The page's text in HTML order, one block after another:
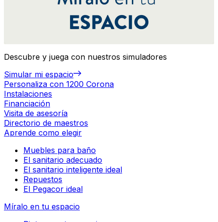
Descubre y juega con nuestros simuladores
Simular mi espacio
Personaliza con 1200 Corona
Instalaciones
Financiación
Visita de asesoría
Directorio de maestros
Aprende como elegir
Muebles para baño
El sanitario adecuado
El sanitario inteligente ideal
Repuestos
El Pegacor ideal
Míralo en tu espacio